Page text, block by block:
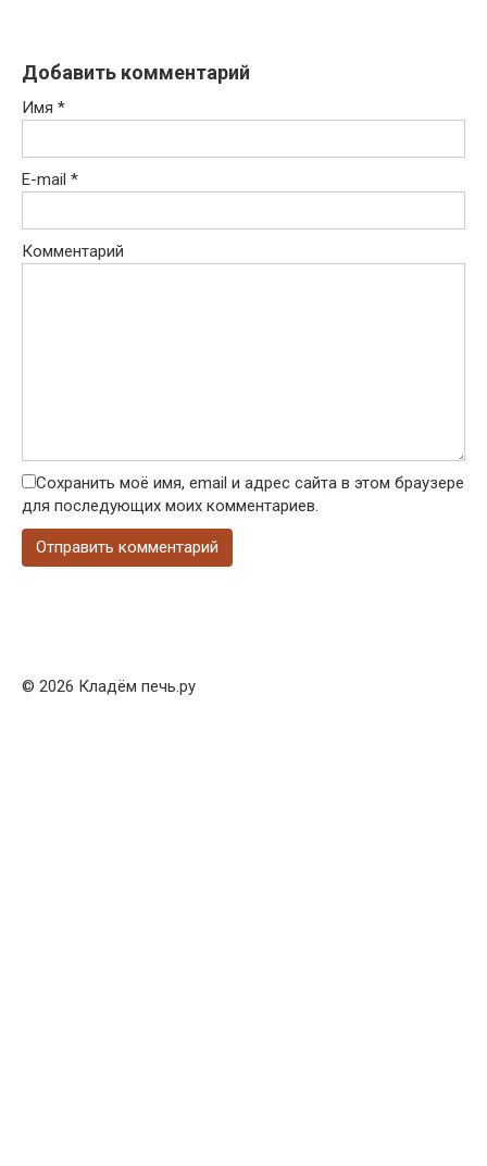
Добавить комментарий
Имя *
E-mail *
Комментарий
Сохранить моё имя, email и адрес сайта в этом браузере
для последующих моих комментариев.
© 2026 Кладём печь.ру